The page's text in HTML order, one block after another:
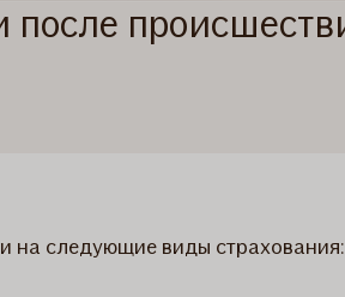
после
на следующие виды страхования: